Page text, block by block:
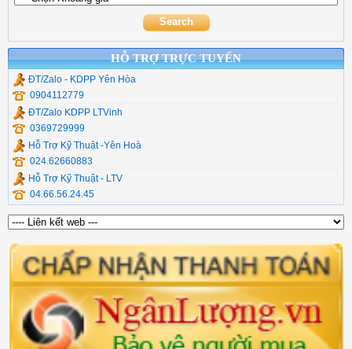
HỖ TRỢ TRỰC TUYẾN
ĐT/Zalo - KDPP Yên Hòa
0904112779
ĐT/Zalo KDPP LTVinh
0369729999
Hỗ Trợ Kỹ Thuật -Yên Hoà
024.62660883
Hỗ Trợ Kỹ Thuật - LTV
04.66.56.24.45